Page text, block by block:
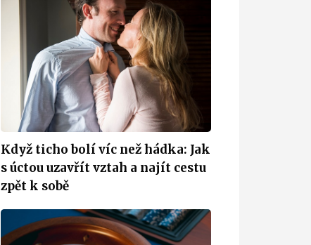
Když ticho bolí víc než hádka: Jak
s úctou uzavřít vztah a najít cestu
zpět k sobě